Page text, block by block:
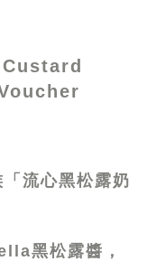
流心黑松露奶
黑松露醬，